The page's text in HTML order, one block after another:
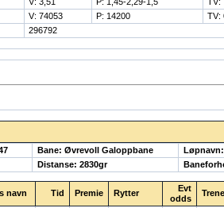
V: 74053 P: 14200
TV:
296792
Bane: Øvrevoll Galoppbane
Løpnavn:
Distanse: 2830gr
navn Tid Premie Rytter
Evt
odds